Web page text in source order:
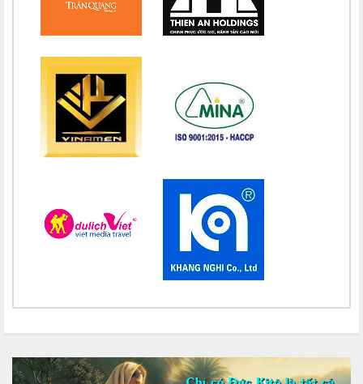
Chúc mừng bổn mạng Chị Maria Nguyễn Mỹ Quỳnh Loan 15/08
Chúc mừng bổn mạng Chị Maria Vũ Thị Hà 15/08
Chúc mừng bổn mạng Chị Maria Nguyễn Thị Thành 15/08
Chúc mừng bổn mạng Chị Maria Lai Thị Lan Anh 15/08
Chúc mừng bổn mạng Chị Maria Nguyễn Thị Thuận 15/08
Chúc mừng bổn mạng Chị Maria Đỗ Thị Nguyệt 15/08
Chúc mừng bổn mạng Chị Maria Trần Thị Công Anh 15/08
Chúc mừng bổn mạng Chị Maria Đỗ Thị Tâm 15/08
Chúc mừng bổn mạng Chị Maria Lương Thị Hồng 15/08